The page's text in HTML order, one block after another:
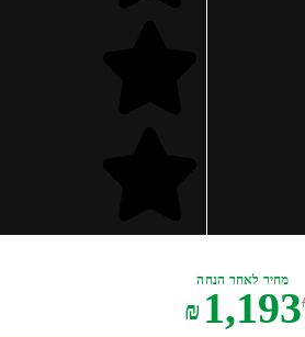
מחיר לאחר הנחה
₪ 1,193